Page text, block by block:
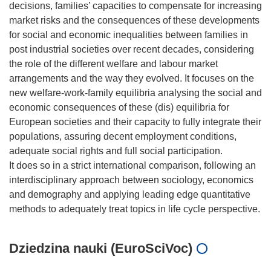
decisions, families’ capacities to compensate for increasing
market risks and the consequences of these developments
for social and economic inequalities between families in
post industrial societies over recent decades, considering
the role of the different welfare and labour market
arrangements and the way they evolved. It focuses on the
new welfare-work-family equilibria analysing the social and
economic consequences of these (dis) equilibria for
European societies and their capacity to fully integrate their
populations, assuring decent employment conditions,
adequate social rights and full social participation.
It does so in a strict international comparison, following an
interdisciplinary approach between sociology, economics
and demography and applying leading edge quantitative
Dziedzina nauki (EuroSciVoc)